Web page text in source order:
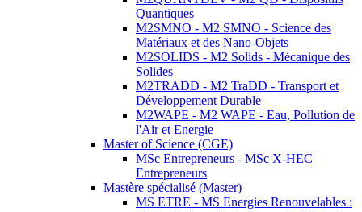
Quantiques
M2SMNO - M2 SMNO - Science des
Matériaux et des Nano-Objets
M2SOLIDS - M2 Solids - Mécanique des
Solides
M2TRADD - M2 TraDD - Transport et
Développement Durable
M2WAPE - M2 WAPE - Eau, Pollution de
l'Air et Energie
Master of Science (CGE)
MSc Entrepreneurs - MSc X-HEC
Entrepreneurs
Mastère spécialisé (Master)
MS ETRE - MS Energies Renouvelables :